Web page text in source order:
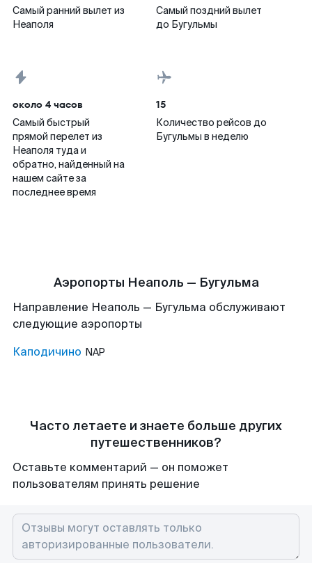
Самый ранний вылет из
Неаполя
Самый поздний вылет
до Бугульмы
около 4 часов
Самый быстрый
прямой перелет из
Неаполя туда и
обратно, найденный на
нашем сайте за
последнее время
15
Количество рейсов до
Бугульмы в неделю
Аэропорты Неаполь — Бугульма
Направление Неаполь — Бугульма обслуживают
следующие аэропорты
Каподичино NAP
Часто летаете и знаете больше других
путешественников?
Оставьте комментарий — он поможет
пользователям принять решение